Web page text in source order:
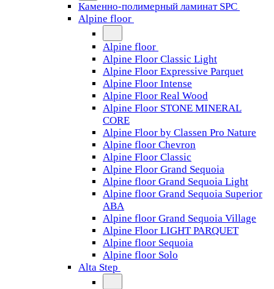
Каменно-полимерный ламинат SPC
Alpine floor
Alpine floor
Alpine Floor Classic Light
Alpine Floor Expressive Parquet
Alpine Floor Intense
Alpine Floor Real Wood
Alpine Floor STONE MINERAL
CORE
Alpine Floor by Classen Pro Nature
Alpine floor Chevron
Alpine Floor Classic
Alpine Floor Grand Sequoia
Alpine floor Grand Sequoia Light
Alpine floor Grand Sequoia Superior
ABA
Alpine floor Grand Sequoia Village
Alpine Floor LIGHT PARQUET
Alpine floor Sequoia
Alpine floor Solo
Alta Step